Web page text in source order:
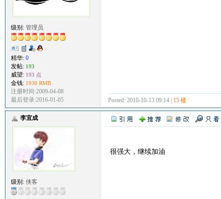
级别: 管理员
精华: 0
发帖: 193
威望: 193 点
金钱: 1930 RMB
注册时间:2009-04-08
最后登录:2016-01-05
Posted: 2010-10-13 09:14 | 15 楼
李宜成
级别: 侠客
很强大，继续加油